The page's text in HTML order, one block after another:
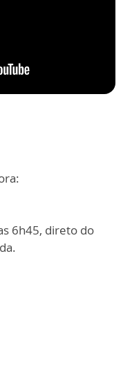
6h45, direto do